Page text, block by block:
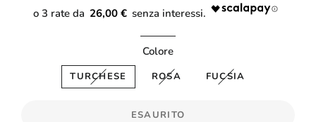
listino
26,00 €
Colore
TURCHESE ROSA FUCSIA
ESAURITO